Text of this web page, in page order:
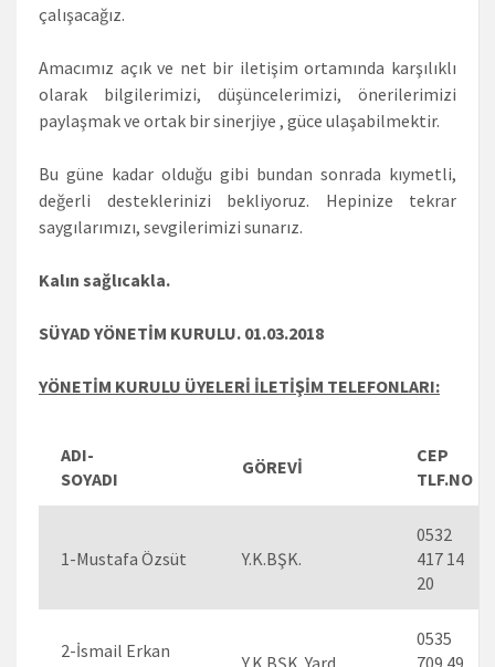
çalışacağız.
Amacımız açık ve net bir iletişim ortamında karşılıklı
olarak bilgilerimizi, düşüncelerimizi, önerilerimizi
paylaşmak ve ortak bir sinerjiye , güce ulaşabilmektir.
Bu güne kadar olduğu gibi bundan sonrada kıymetli,
değerli desteklerinizi bekliyoruz. Hepinize tekrar
saygılarımızı, sevgilerimizi sunarız.
Kalın sağlıcakla.
SÜYAD YÖNETİM KURULU. 01.03.2018
YÖNETİM KURULU ÜYELERİ İLETİŞİM TELEFONLARI:
ADI-
SOYADI
GÖREVİ
CEP
TLF.NO
1-Mustafa Özsüt Y.K.BŞK.
0532
417 14
20
2-İsmail Erkan
Y.K.BŞK. Yard.
0535
709 49